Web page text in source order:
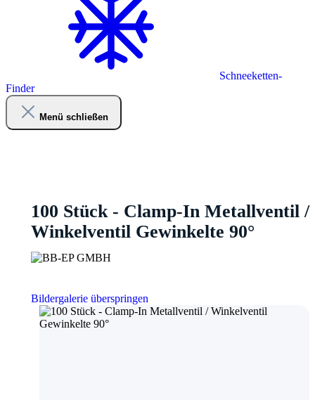
Schneeketten-
Finder
Menü schließen
100 Stück - Clamp-In Metallventil /
Winkelventil Gewinkelte 90°
Bildergalerie überspringen